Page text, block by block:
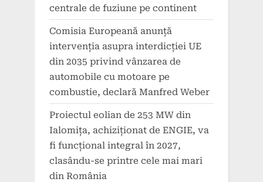
centrale de fuziune pe continent
Comisia Europeană anunță
intervenția asupra interdicției UE
din 2035 privind vânzarea de
automobile cu motoare pe
combustie, declară Manfred Weber
Proiectul eolian de 253 MW din
Ialomița, achiziționat de ENGIE, va
fi funcțional integral în 2027,
clasându-se printre cele mai mari
din România